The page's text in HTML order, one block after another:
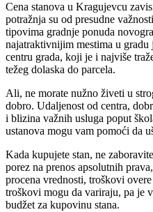
Cena stanova u Kragujevcu
potražnja su od presudne
tipovima gradnje ponuda
najatraktivnijim mestima u
centru grada, koji je i najviše
težeg dolaska do parcela.
Ali, ne morate nužno živeti u
dobro. Udaljenost od centra,
i blizina važnih usluga poput
ustanova mogu vam pomoći da
Kada kupujete stan, ne
porez na prenos apsolutnih prava,
procena vrednosti, troškovi
troškovi mogu da variraju, pa je
budžet za kupovinu stana.